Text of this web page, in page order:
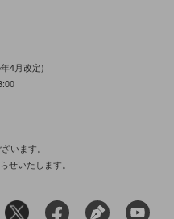
4月改定)
います。
せいたします。